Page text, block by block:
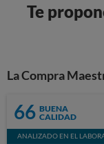
Te
La Compra
66 BUENA
CALIDAD
ANALIZADO EN EL